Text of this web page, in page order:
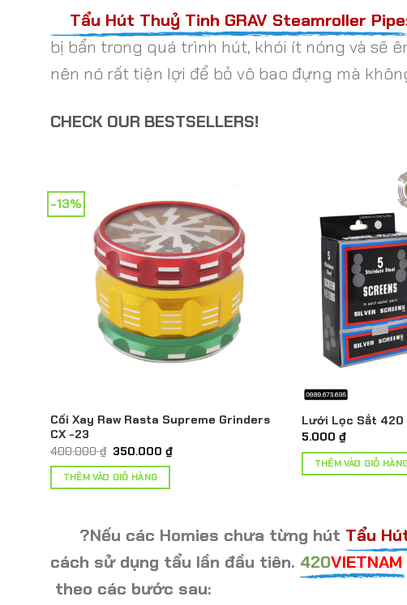
Tẩu Hút Thuỷ Tinh GRAV Steamroller
bị bẩn trong quá trình hút, khói ít nóng và sẽ
nên nó rất tiện lợi để bỏ vô bao đựng mà
CHECK OUR BESTSELLERS!
-13%
Cối Xay Raw Rasta Supreme Grinders
CX -23
400.000₫ Giá
là:
400.000 ₫.
350.000₫Giá
THÊM VÀO GIỎ HÀNG
Lưới Lọc Sắt 420
5.000 ₫
THÊM VÀO GIỎ
?Nếu các Homies chưa từng hút Tẩu
cách sử dụng tẩu lần đầu tiên. 420VIETNAM
theo các bước sau: